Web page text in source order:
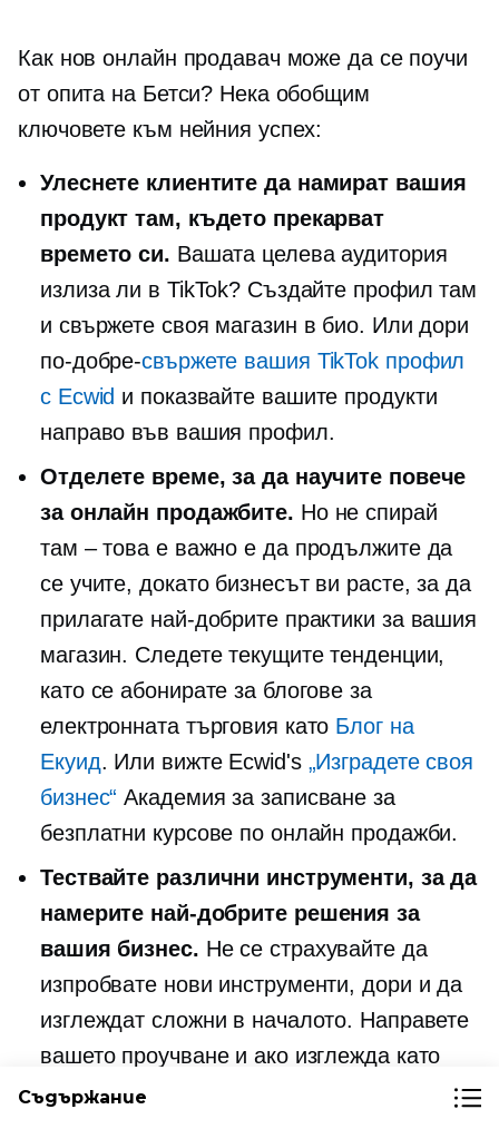
Как нов онлайн продавач може да се поучи
от опита на Бетси? Нека обобщим
ключовете към нейния успех:
Улеснете клиентите да намират вашия
продукт там, където прекарват
времето си. Вашата целева аудитория
излиза ли в TikTok? Създайте профил там
и свържете своя магазин в био. Или дори
по-добре-свържете вашия TikTok профил
с Ecwid и показвайте вашите продукти
направо във вашия профил.
Отделете време, за да научите повече
за онлайн продажбите. Но не спирай
там – това еважно е да продължите да
се учите, докато бизнесът ви расте, за да
прилагате най-добрите практики за вашия
магазин. Следете текущите тенденции,
като се абонирате за блогове за
електронната търговия като Блог на
Екуид. Или вижте Ecwid's „Изградете своя
бизнес“ Академия за записване за
безплатни курсове по онлайн продажби.
Тествайте различни инструменти, за да
намерите най-добрите решения за
вашия бизнес. Не се страхувайте да
изпробвате нови инструменти, дори и да
изглеждат сложни в началото. Направете
вашето проучване и ако изглежда като
нещо, от което вашият магазин може да
Съдържание